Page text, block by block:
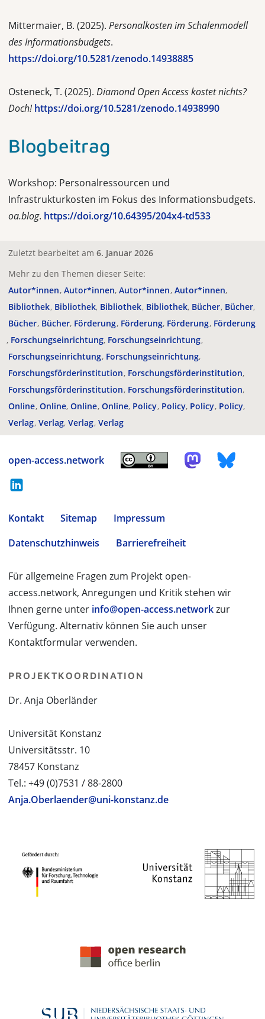
Mittermaier, B. (2025). Personalkosten im Schalenmodell
des Informationsbudgets.
https://doi.org/10.5281/zenodo.14938885
Osteneck, T. (2025). Diamond Open Access kostet nichts?
Doch! https://doi.org/10.5281/zenodo.14938990
Blogbeitrag
Workshop: Personalressourcen und
Infrastrukturkosten im Fokus des Informationsbudgets.
oa.blog. https://doi.org/10.64395/204x4-td533
Zuletzt bearbeitet am 6. Januar 2026
Mehr zu den Themen dieser Seite:
Autor*innen Autor*innen Autor*innen Autor*innen
Bibliothek Bibliothek Bibliothek Bibliothek Bücher Bücher
Bücher Bücher Förderung Förderung Förderung Förderung
Forschungseinrichtung Forschungseinrichtung
Forschungseinrichtung Forschungseinrichtung
Forschungsförderinstitution Forschungsförderinstitution
Forschungsförderinstitution Forschungsförderinstitution
Online Online Online Online Policy Policy Policy Policy
Verlag Verlag Verlag Verlag
open-access.network
Kontakt Sitemap
Impressum
Datenschutzhinweis
Barrierefreiheit
Für allgemeine Fragen zum Projekt open-
access.network, Anregungen und Kritik stehen wir
Ihnen gerne unter info@open-access.networkzur
Verfügung. Alternativ können Sie auch unser
Kontaktformular verwenden.
PROJEKTKOORDINATION
Dr. Anja Oberländer
Universität Konstanz
Universitätsstr. 10
78457 Konstanz
Tel.: +49 (0)7531 / 88-2800
Anja.Oberlaender@uni-konstanz.de